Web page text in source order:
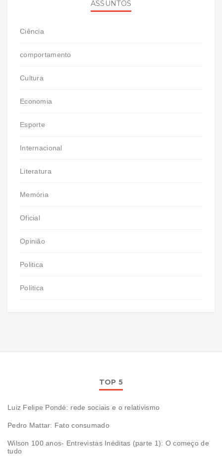
ASSUNTOS
Ciência
comportamento
Cultura
Economia
Esporte
Internacional
Literatura
Memória
Oficial
Opinião
Politica
Política
TOP 5
Luiz Felipe Pondé: rede sociais e o relativismo
Pedro Mattar: Fato consumado
Wilson 100 anos- Entrevistas Inéditas (parte 1): O começo de
tudo